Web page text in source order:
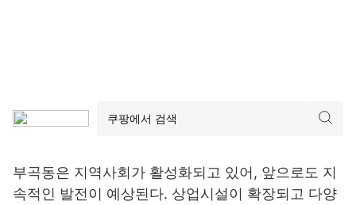
부곡동은 지역사회가 활성화되고 있어, 앞으로도 지
속적인 발전이 예상된다. 상업시설이 확장되고 다양